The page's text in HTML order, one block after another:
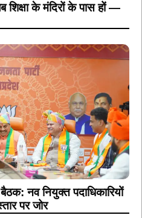
शिक्षा के मंदिरों के पास हों —
बैठक: नव नियुक्त पदाधिकारियों
पर जोर